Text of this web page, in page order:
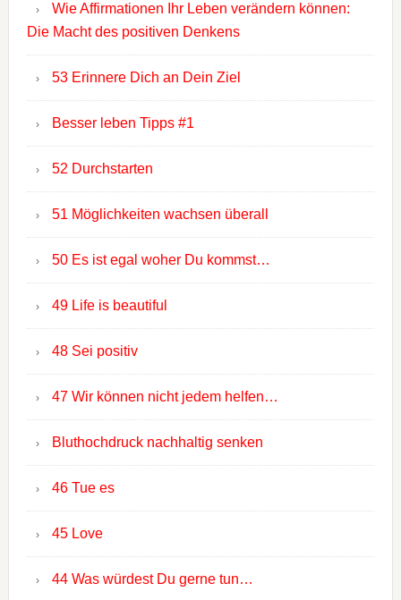
Wie Affirmationen Ihr Leben verändern können:
Die Macht des positiven Denkens
53 Erinnere Dich an Dein Ziel
Besser leben Tipps #1
52 Durchstarten
51 Möglichkeiten wachsen überall
50 Es ist egal woher Du kommst…
49 Life is beautiful
48 Sei positiv
47 Wir können nicht jedem helfen…
Bluthochdruck nachhaltig senken
46 Tue es
45 Love
44 Was würdest Du gerne tun…